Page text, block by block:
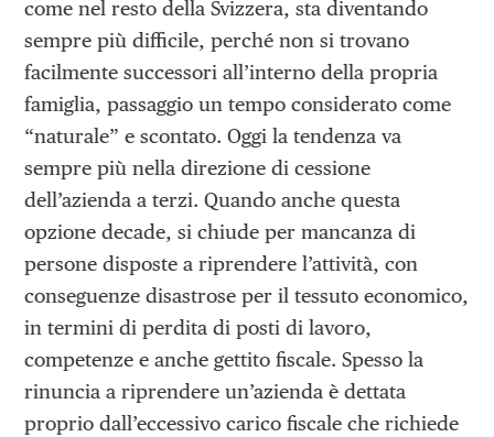
come nel resto della Svizzera, sta diventando
sempre più difficile, perché non si trovano
facilmente successori all’interno della propria
famiglia, passaggio un tempo considerato come
“naturale” e scontato. Oggi la tendenza va
sempre più nella direzione di cessione
dell’azienda a terzi. Quando anche questa
opzione decade, si chiude per mancanza di
persone disposte a riprendere l’attività, con
conseguenze disastrose per il tessuto economico,
in termini di perdita di posti di lavoro,
competenze e anche gettito fiscale. Spesso la
rinuncia a riprendere un’azienda è dettata
proprio dall’eccessivo carico fiscale che richiede